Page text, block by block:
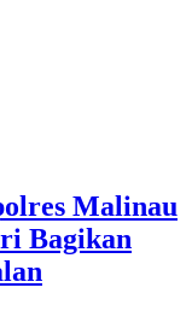
Malinau
Bagikan